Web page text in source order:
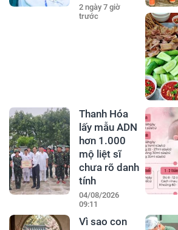
2 ngày 7 giờ
trước
Thanh Hóa
lấy mẫu ADN
hơn 1.000
mộ liệt sĩ
chưa rõ danh
tính
04/08/2026
09:11
Vì sao con